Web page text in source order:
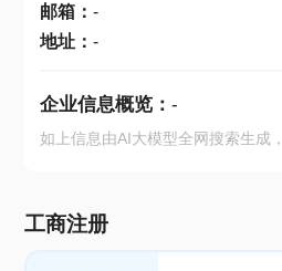
邮箱： -
地址： -
企业信息概览： -
如上信息由AI大模型全网搜索生成
工商注册